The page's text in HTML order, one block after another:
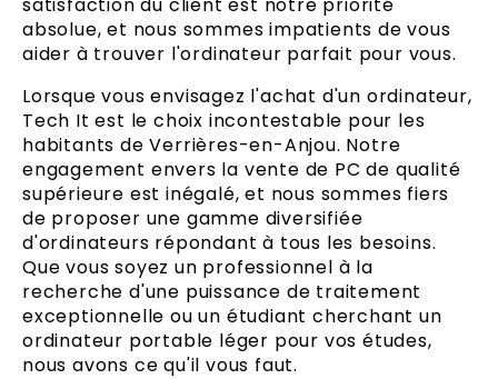
absolue, et nous sommes impatients de vous
aider à trouver l'ordinateur parfait pour vous.
Lorsque vous envisagez l'achat d'un ordinateur,
Tech It est le choix incontestable pour les
habitants de Verrières-en-Anjou. Notre
engagement envers la vente de PC de qualité
supérieure est inégalé, et nous sommes fiers
de proposer une gamme diversifiée
d'ordinateurs répondant à tous les besoins.
Que vous soyez un professionnel à la
recherche d'une puissance de traitement
exceptionnelle ou un étudiant cherchant un
ordinateur portable léger pour vos études,
nous avons ce qu'il vous faut.